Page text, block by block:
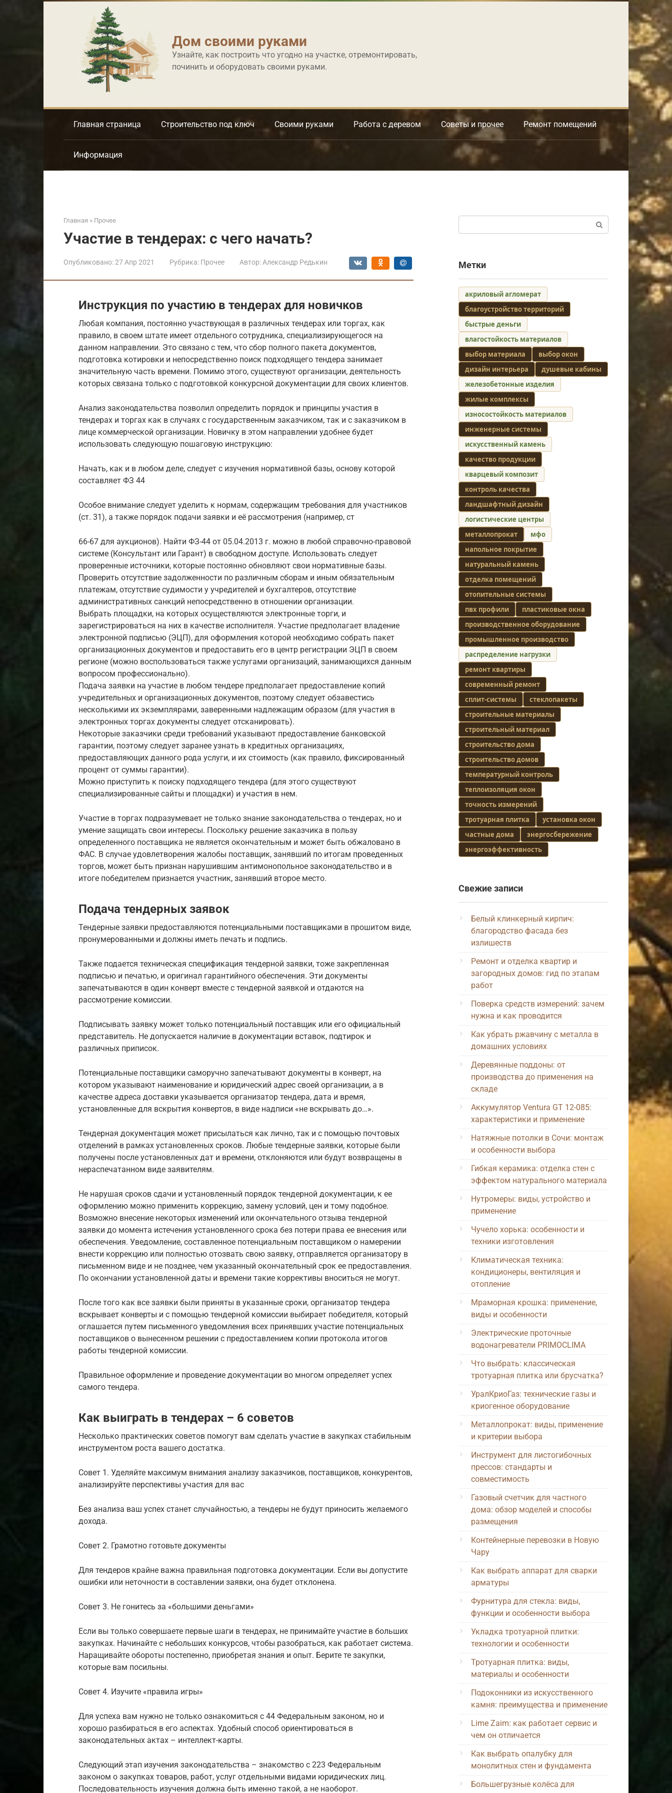
Дом своими руками
Узнайте, как построить что угодно на участке, отремонтировать,
починить и оборудовать своими руками.
Главная страница Строительство под ключ Своими руками Работа с деревом Советы и прочее Ремонт помещений
Информация
Главная » Прочее
Участие в тендерах: с чего начать?
Опубликовано:27 Апр 2021 Рубрика: Прочее Автор: Александр Редькин
Инструкция по участию в тендерах для новичков
Любая компания, постоянно участвующая в различных тендерах или торгах, как
правило, в своем штате имеет отдельного сотрудника, специализирующегося на
данном направлении. Это связано с тем, что сбор полного пакета документов,
подготовка котировки и непосредственно поиск подходящего тендера занимает
значительную часть времени. Помимо этого, существуют организации, деятельность
которых связана только с подготовкой конкурсной документации для своих клиентов.
Анализ законодательства позволил определить порядок и принципы участия в
тендерах и торгах как в случаях с государственным заказчиком, так и с заказчиком в
лице коммерческой организации. Новичку в этом направлении удобнее будет
использовать следующую пошаговую инструкцию:
Начать, как и в любом деле, следует с изучения нормативной базы, основу которой
составляет ФЗ 44
Особое внимание следует уделить к нормам, содержащим требования для участников
(ст. 31), а также порядок подачи заявки и её рассмотрения (например, ст
66-67 для аукционов). Найти ФЗ-44 от 05.04.2013 г. можно в любой справочно-правовой
системе (Консультант или Гарант) в свободном доступе. Использовать следует
проверенные источники, которые постоянно обновляют свои нормативные базы.
Проверить отсутствие задолженности по различным сборам и иным обязательным
платежам, отсутствие судимости у учредителей и бухгалтеров, отсутствие
административных санкций непосредственно в отношении организации.
Выбрать площадки, на которых осуществляются электронные торги, и
зарегистрироваться на них в качестве исполнителя. Участие предполагает владение
электронной подписью (ЭЦП), для оформления которой необходимо собрать пакет
организационных документов и предоставить его в центр регистрации ЭЦП в своем
регионе (можно воспользоваться также услугами организаций, занимающихся данным
вопросом профессионально).
Подача заявки на участие в любом тендере предполагает предоставление копий
учредительных и организационных документов, поэтому следует обзавестись
несколькими их экземплярами, заверенными надлежащим образом (для участия в
электронных торгах документы следует отсканировать).
Некоторые заказчики среди требований указывают предоставление банковской
гарантии, поэтому следует заранее узнать в кредитных организациях,
предоставляющих данного рода услуги, и их стоимость (как правило, фиксированный
процент от суммы гарантии).
Можно приступить к поиску подходящего тендера (для этого существуют
специализированные сайты и площадки) и участия в нем.
Участие в торгах подразумевает не только знание законодательства о тендерах, но и
умение защищать свои интересы. Поскольку решение заказчика в пользу
определенного поставщика не является окончательным и может быть обжаловано в
ФАС. В случае удовлетворения жалобы поставщик, занявший по итогам проведенных
торгов, может быть признан нарушившим антимонопольное законодательство и в
итоге победителем признается участник, занявший второе место.
Подача тендерных заявок
Тендерные заявки предоставляются потенциальными поставщиками в прошитом виде,
пронумерованными и должны иметь печать и подпись.
Также подается техническая спецификация тендерной заявки, тоже закрепленная
подписью и печатью, и оригинал гарантийного обеспечения. Эти документы
запечатываются в один конверт вместе с тендерной заявкой и отдаются на
рассмотрение комиссии.
Подписывать заявку может только потенциальный поставщик или его официальный
представитель. Не допускается наличие в документации вставок, подтирок и
различных приписок.
Потенциальные поставщики саморучно запечатывают документы в конверт, на
котором указывают наименование и юридический адрес своей организации, а в
качестве адреса доставки указывается организатор тендера, дата и время,
установленные для вскрытия конвертов, в виде надписи «не вскрывать до…».
Тендерная документация может присылаться как лично, так и с помощью почтовых
отделений в рамках установленных сроков. Любые тендерные заявки, которые были
получены после установленных дат и времени, отклоняются или будут возвращены в
нераспечатанном виде заявителям.
Не нарушая сроков сдачи и установленный порядок тендерной документации, к ее
оформлению можно применить коррекцию, замену условий, цен и тому подобное.
Возможно внесение некоторых изменений или окончательного отзыва тендерной
заявки до момента истечения установленного срока без потери права ее внесения или
обеспечения. Уведомление, составленное потенциальным поставщиком о намерении
внести коррекцию или полностью отозвать свою заявку, отправляется организатору в
письменном виде и не позднее, чем указанный окончательный срок ее предоставления.
По окончании установленной даты и времени такие коррективы вноситься не могут.
После того как все заявки были приняты в указанные сроки, организатор тендера
вскрывает конверты и с помощью тендерной комиссии выбирает победителя, который
оглашается путем письменного уведомления всех принявших участие потенциальных
поставщиков о вынесенном решении с предоставлением копии протокола итогов
работы тендерной комиссии.
Правильное оформление и проведение документации во многом определяет успех
самого тендера.
Как выиграть в тендерах – 6 советов
Несколько практических советов помогут вам сделать участие в закупках стабильным
инструментом роста вашего достатка.
Совет 1. Уделяйте максимум внимания анализу заказчиков, поставщиков, конкурентов,
анализируйте перспективы участия для вас
Без анализа ваш успех станет случайностью, а тендеры не будут приносить желаемого
дохода.
Совет 2. Грамотно готовьте документы
Для тендеров крайне важна правильная подготовка документации. Если вы допустите
ошибки или неточности в составлении заявки, она будет отклонена.
Совет 3. Не гонитесь за «большими деньгами»
Если вы только совершаете первые шаги в тендерах, не принимайте участие в больших
закупках. Начинайте с небольших конкурсов, чтобы разобраться, как работает система.
Наращивайте обороты постепенно, приобретая знания и опыт. Берите те закупки,
которые вам посильны.
Совет 4. Изучите «правила игры»
Для успеха вам нужно не только ознакомиться с 44 Федеральным законом, но и
хорошо разбираться в его аспектах. Удобный способ ориентироваться в
законодательных актах – интеллект-карты.
Следующий этап изучения законодательства – знакомство с 223 Федеральным
законом о закупках товаров, работ, услуг отдельными видами юридических лиц.
Последовательность изучения должна быть именно такой, а не наоборот.
Метки
акриловый агломерат
благоустройство территорий
быстрые деньги
влагостойкость материалов
выбор материала
выбор окон
дизайн интерьера
душевые кабины
железобетонные изделия
жилые комплексы
износостойкость материалов
инженерные системы
искусственный камень
качество продукции
кварцевый композит
контроль качества
ландшафтный дизайн
логистические центры
металлопрокат
мфо
напольное покрытие
натуральный камень
отделка помещений
отопительные системы
пвх профили
пластиковые окна
производственное оборудование
промышленное производство
распределение нагрузки
ремонт квартиры
современный ремонт
сплит-системы
стеклопакеты
строительные материалы
строительный материал
строительство дома
строительство домов
температурный контроль
теплоизоляция окон
точность измерений
тротуарная плитка
установка окон
частные дома
энергосбережение
энергоэффективность
Свежие записи
Белый клинкерный кирпич:
благородство фасада без
излишеств
Ремонт и отделка квартир и
загородных домов: гид по этапам
работ
Поверка средств измерений: зачем
нужна и как проводится
Как убрать ржавчину с металла в
домашних условиях
Деревянные поддоны: от
производства до применения на
складе
Аккумулятор Ventura GT 12-085:
характеристики и применение
Натяжные потолки в Сочи: монтаж
и особенности выбора
Гибкая керамика: отделка стен с
эффектом натурального материала
Нутромеры: виды, устройство и
применение
Чучело хорька: особенности и
техники изготовления
Климатическая техника:
кондиционеры, вентиляция и
отопление
Мраморная крошка: применение,
виды и особенности
Электрические проточные
водонагреватели PRIMOCLIMA
Что выбрать: классическая
тротуарная плитка или брусчатка?
УралКриоГаз: технические газы и
криогенное оборудование
Металлопрокат: виды, применение
и критерии выбора
Инструмент для листогибочных
прессов: стандарты и
совместимость
Газовый счетчик для частного
дома: обзор моделей и способы
размещения
Контейнерные перевозки в Новую
Чару
Как выбрать аппарат для сварки
арматуры
Фурнитура для стекла: виды,
функции и особенности выбора
Укладка тротуарной плитки:
технологии и особенности
Тротуарная плитка: виды,
материалы и особенности
Подоконники из искусственного
камня: преимущества и применение
Lime Zaim: как работает сервис и
чем он отличается
Как выбрать опалубку для
монолитных стен и фундамента
Большегрузные колёса для